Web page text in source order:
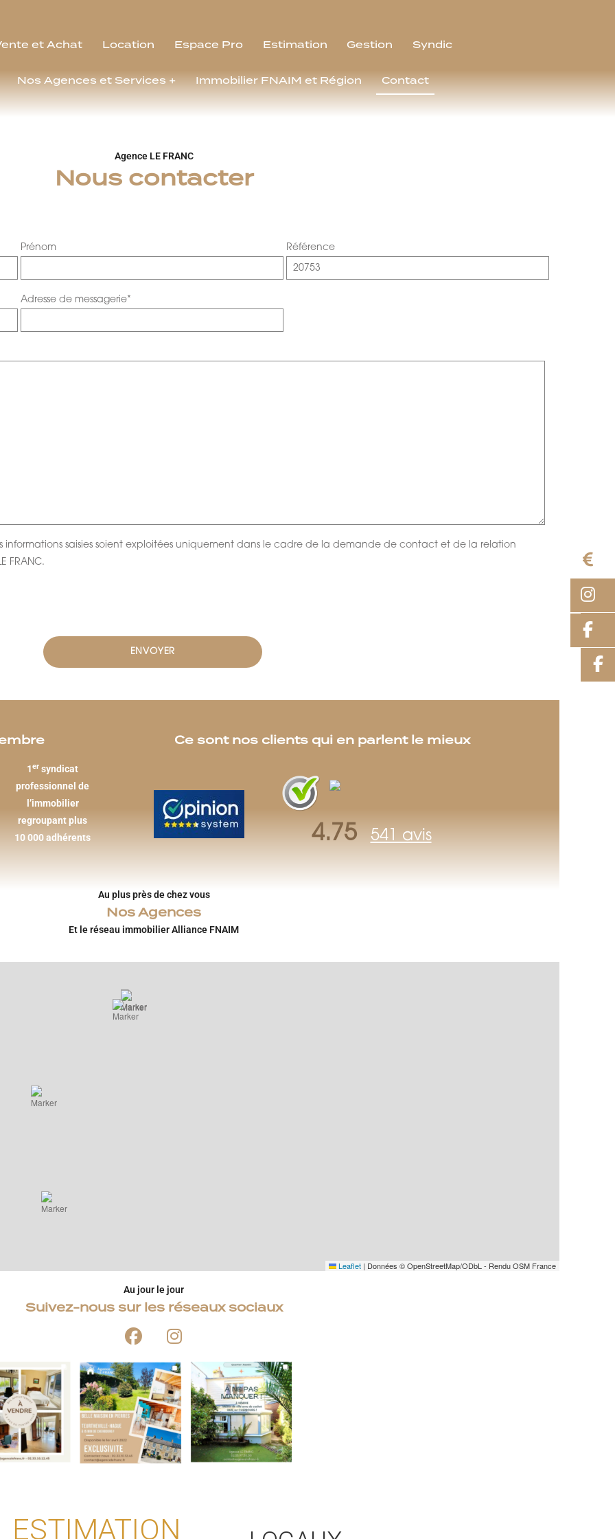
et Achat Location Espace Pro Estimation Gestion Syndic
Nos Agences et Services + Immobilier FNAIM et Région Contact
Agence LE FRANC
Nous contacter
Prénom Référence
Adresse de messagerie*
informations saisies soient exploitées uniquement dans le cadre de la demande de contact et de la relation
FRANC.
1er syndicat
professionnel de
l’immobilier
regroupant plus
10 000 adhérents
Ce sont nos clients qui en parlent le mieux
4.75 541 avis
Au plus près de chez vous
Nos Agences
Et le réseau immobilier Alliance FNAIM
Leaflet | Données © OpenStreetMap/ODbL - Rendu OSM France
Au jour le jour
Suivez-nous sur les réseaux sociaux
ESTIMATION